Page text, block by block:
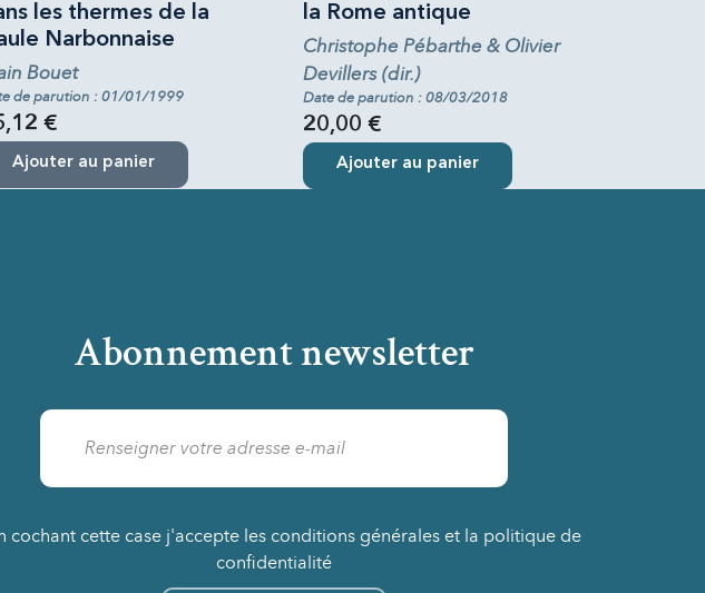
les thermes de la
Narbonnaise
Bouet
de parution : 01/01/1999
€
Ajouter au panier
la Rome antique
Christophe Pébarthe & Olivier
Devillers (dir.)
Date de parution : 08/03/2018
20,00 €
Ajouter au panier
Abonnement newsletter
cochant cette case j'accepte les conditions générales et la politique de
confidentialité